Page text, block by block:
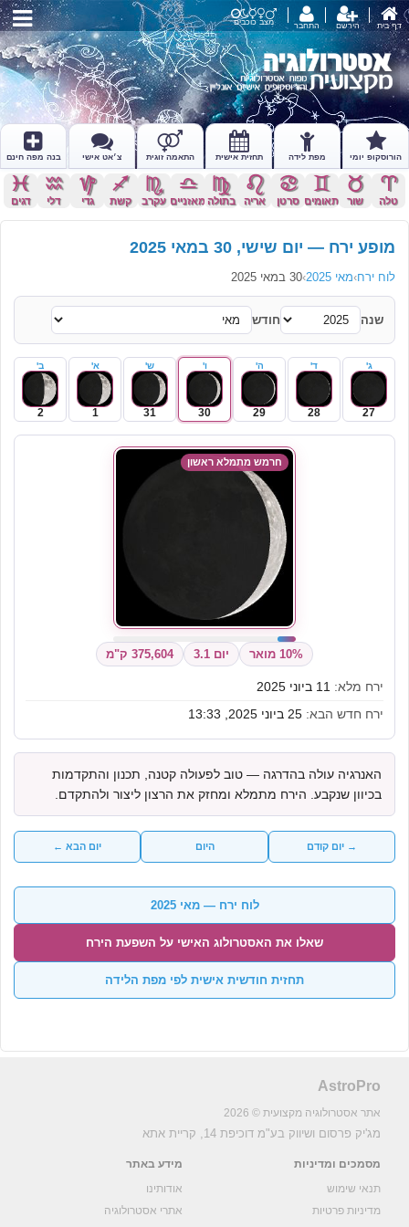
דף בית הירשם התחבר מצב כוכבים
הורוסקופ יומי מפת לידה תחזית אישית התאמה זוגית צ׳אט אישי בנה מפה חינם
a
טלה
s
שור
d
תאומים
f
סרטן
g
אריה
h
בתולה
j
מאזניים
k
עקרב
l
קשת
z
גדי
x
דלי
c
דגים
מופע ירח — יום שישי, 30 במאי 2025
לוח ירח›מאי 2025 ›30 במאי 2025
שנה חודש
ג'
27
ד'
28
ה'
29
ו'
30
ש'
31
א'
1
ב'
2
חרמש מתמלא ראשון
10% מואר יום 3.1 375,604 ק"מ
ירח מלא:
ירח חדש הבא:
האנרגיה עולה בהדרגה — טוב לפעולה קטנה, תכנון והתקדמות
בכיוון שנקבע. הירח מתמלא ומחזק את הרצון ליצור ולהתקדם.
→ יום קודם היום יום הבא ←
לוח ירח — מאי 2025
שאלו את האסטרולוג האישי על השפעת הירח
תחזית חודשית אישית לפי מפת הלידה
AstroPro
אתר אסטרולוגיה מקצועית © 2026
מג'יק פרסום ושיווק בע"מ דוכיפת 14, קריית אתא
מסמכים ומדיניות
תנאי שימוש
מדיניות פרטיות
מידע באתר
אודותינו
אתרי אסטרולוגיה